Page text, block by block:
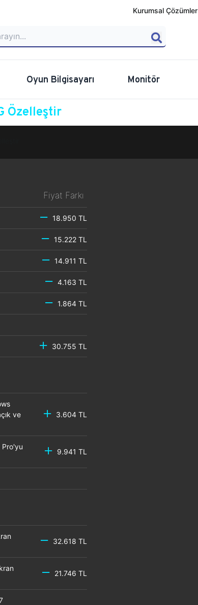
Kurumsal Çözümler
Oyun Bilgisayarı Monitör
Özelleştir
Fiyat Farkı
18.950 TL
15.222 TL
14.911 TL
4.163 TL
1.864 TL
30.755 TL
ve
3.604 TL
Pro'yu
9.941 TL
32.618 TL
21.746 TL